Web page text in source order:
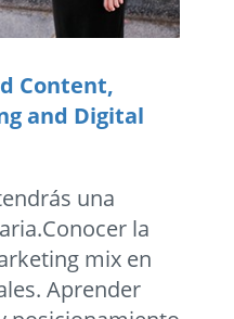
Content,
and Digital
una
la
mix en
Aprender